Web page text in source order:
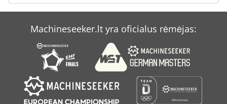
Vakuuminis Maišytuvas
Virtuvės Kriauklė
Virtuvės Vežimėliai
Machineseeker.lt yra oficialus rėmėjas: